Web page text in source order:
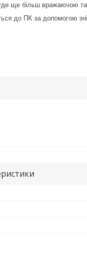
ще більш вражаючою
до ПК за допомогою